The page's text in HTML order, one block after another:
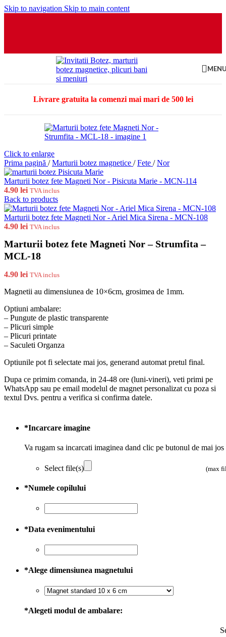
Skip to navigation Skip to main content
Livrare gratuita la comenzi mai mari de 500 lei
Click to enlarge
Prima pagină / Marturii botez magnetice / Fete / Nor
Marturii botez fete Magneti Nor - Pisicuta Marie - MCN-114
4.90 lei TVA inclus
Back to products
Marturii botez fete Magneti Nor - Ariel Mica Sirena - MCN-108
4.90 lei TVA inclus
Marturii botez fete Magneti Nor – Strumfita –
MCL-18
4.90 lei TVA inclus
Magnetii au dimensiunea de 10×6cm, grosimea de 1mm.
Optiuni ambalare:
– Pungute de plastic transparente
– Plicuri simple
– Plicuri printate
– Saculeti Organza
Optiunile pot fi selectate mai jos, generand automat pretul final.
Dupa ce primim comanda, in 24-48 ore (luni-vineri), veti primi pe
WhatsApp sau pe email modelul de magnet personalizat cu poza si
textul Dvs. pentru a verifica si confirma datele.
*Incarcare imagine
Va rugam sa incarcati imaginea dand clic pe butonul de mai jos
Select file(s) (max
*Numele copilului
*Data evenimentului
*Alege dimensiunea magnetului
*Alegeti modul de ambalare: